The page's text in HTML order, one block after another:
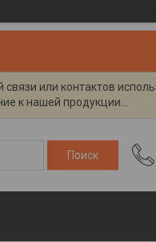
или контактов
к нашей продукции...